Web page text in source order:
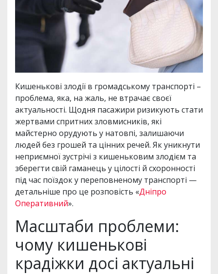
Кишенькові злодії в громадському транспорті –
проблема, яка, на жаль, не втрачає своєї
актуальності. Щодня пасажири ризикують стати
жертвами спритних зловмисників, які
майстерно орудують у натовпі, залишаючи
людей без грошей та цінних речей. Як уникнути
неприємної зустрічі з кишеньковим злодієм та
зберегти свій гаманець у цілості й схоронності
під час поїздок у переповненому транспорті —
детальніше про це розповість «Дніпро
Оперативний».
Масштаби проблеми:
чому кишенькові
крадіжки досі актуальні